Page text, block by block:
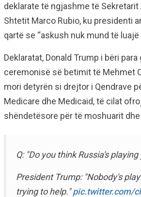
deklarate të ngjashme të Sekretarit
Shtetit Marco Rubio, ku presidenti
qartë se “askush nuk mund të luajë
Deklaratat, Donald Trump i bëri
ceremonisë së betimit të Mehmet
mori detyrën si drejtor i Qendrave
Medicare dhe Medicaid, të cilat
shëndetësore për të moshuarit
Q: "Do you think Russia's playing
President Trump: "Nobody's
trying to help."pic.twitter.com/